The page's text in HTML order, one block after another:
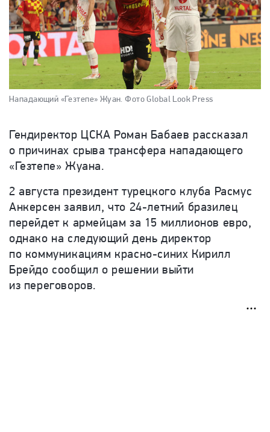
Нападающий «Гезтепе» Жуан. Фото Global Look Press
Гендиректор ЦСКА Роман Бабаев рассказал
о причинах срыва трансфера нападающего
«Гезтепе» Жуана.
2 августа президент турецкого клуба Расмус
Анкерсен заявил, что 24-летний бразилец
перейдет к армейцам за 15 миллионов евро,
однако на следующий день директор
по коммуникациям красно-синих Кирилл
Брейдо сообщил о решении выйти
из переговоров.